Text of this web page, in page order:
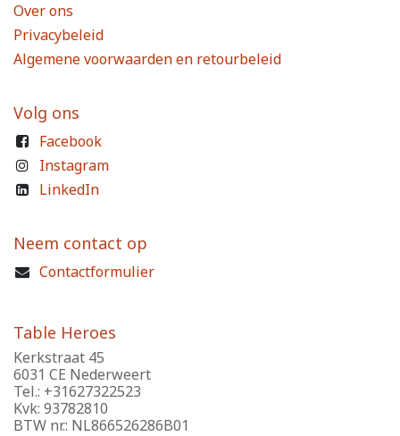
Over ons
Privacybeleid
Algemene voorwaarden en retourbeleid
Volg ons
Facebook
Instagram
LinkedIn
Neem contact op
Contactformulier
Table Heroes
Kerkstraat 45
6031 CE Nederweert
Tel.: +31627322523
Kvk: 93782810
BTW nr.: NL866526286B01